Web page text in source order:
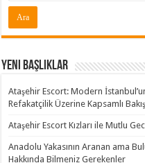
Yeni Başlıklar
Ataşehir Escort: Modern
Refakatçilik Üzerine Kapsamlı Bakış
Ataşehir Escort Kızları ile Mutlu
Anadolu Yakasının Aranan ama
Hakkında Bilmeniz Gerekenler